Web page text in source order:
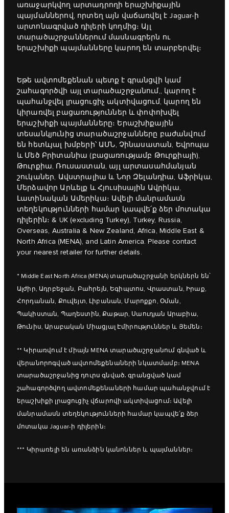
առաջարկվող արտադրողի երաշխիքային
պայմաններով, որտեղ այն վաճառվել է Jaguar-ի
արտոնագրված դիլերի կողմից։ Այլ
տարածաշրջաններում մասնագրերն ու
երաշխիքի պայմանները կարող են տարբերվել։
Եթե ավտոմեքենան պետք է գրանցվի կամ
շահագործվի այլ տարածաշրջանում,, կարող է
պահանջվել լրացուցիչ ակտիվացում, կարող են
կիրառվել բացառություններ և փոփոխվել
երաշխիքի պայմանները։ Երաշխիքային
տեսանկյունից տարածաշրջանները բաժանվում
են հետևյալ խմբերի՝ ԱՄՆ, Չինասատան, Եվրոպա
և Մեծ Բրիտանիա (բացառությամբ Թուրքիայի),
Թուրքիա, Ռուսաստան, այլ արտասահմանյան
շուկաներ, Ավստրալիա և Նոր Զելանդիա, Աֆրիկա,
Մերձավոր Արևելք և Հյուսիսային Ավրիկա,
Լատինական Ամերիկա։ Ավելի մանրամասն
տեղեկությունների համար կապվե՛ք ձեր մոտակա
դիլերին։ & UK (excluding Turkey), Turkey, Russia,
Overseas, Australia & New Zealand, Africa, Middle East &
North Africa (MENA), and Latin America. Please contact
your nearest retailer for further details.
* Middle East North Africa (MENA) տարածաշրջանի երկներն են՝
Ալժիր, Ադրբեջան, Բահրեյն, Եգիպտոս, Վրաստան, Իրաք,
Հորդանան, Քուվեյտ, Լիբանան, Մարոքքո, Օման,
Պակիստան, Պաղեստին, Քաթար, Սաուդյան Արաբիա,
Թունիս, Արաբական Միացյալ Էմիրություններ և Յեմեն։
** Կիրառվում է միայն MENA տարածաշրջանում գնված և
վերանորոգված ավտոմեքենաների նկատմամբ։ MENA
տարածաշրջանից դուրս գնված․ գրանցված կամ
շահագործվող ավտոմեքենաների համար պահանջվում է
երաշխիքի լրացուցիչ վճարովի ակտիվացում։ Ավելի
մանրամասն տեղեկությունների համար կապվե՛ք ձեր
մոտակա Jaguar-ի դիլերին։
*** Կիրառելի են առանձին կանոններ և պայմաններ։